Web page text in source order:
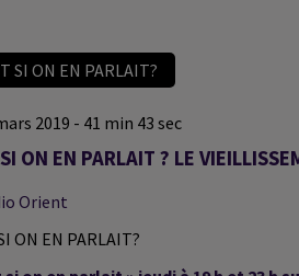
SI ON EN PARLAIT?
2019 - 41 min 43 sec
ON EN PARLAIT ? LE
Orient
ON EN PARLAIT?